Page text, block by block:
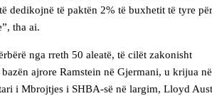
dedikojnë të paktën 2% të buxhetit të tyre për
tha ai.
nga rreth 50 aleatë, të cilët zakonisht
ajrore Ramstein në Gjermani, u krijua në
i Mbrojtjes i SHBA-së në largim, Lloyd